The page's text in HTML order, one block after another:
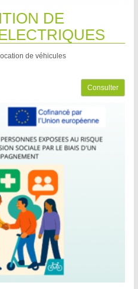
DE
de véhicules
Consulter